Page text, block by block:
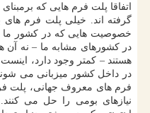
اتفاقا پلت فرم هایی که
گرفته اند. خیلی پلت فرم
خصوصیت هایی که در کشور ما و
در کشورهای مشابه ما – نه آن
هستند – کمتر وجود دارد،
در داخل کشور میزبانی می
فرم های معروف جهانی، پلت
نیازهای بومی را حل می